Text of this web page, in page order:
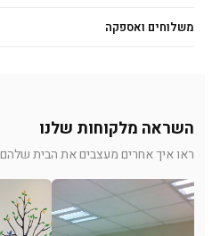
משלוחים ואספקה
השראה מלקוחות שלנו
ראו איך אחרים מעצבים את הבית